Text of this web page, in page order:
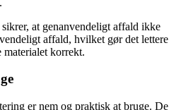
at genanvendeligt affald ikke
affald, hvilket gør det lettere
korrekt.
er nem og praktisk at bruge. De